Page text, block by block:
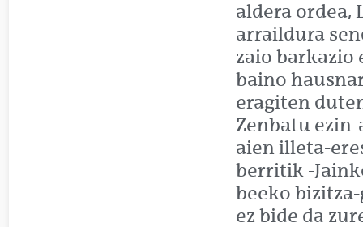
aldera ordea,
arraildura
zaio barkazio
baino
eragiten
Zenbatu
aien illeta-
berritik -
beeko
ez bide da